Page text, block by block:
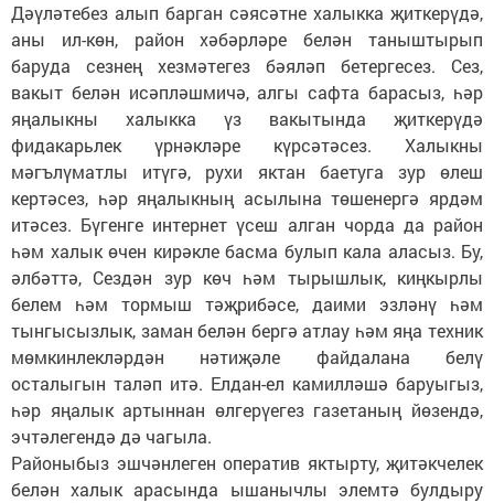
Дәүләтебез алып барган сәясәтне халыкка җиткерүдә,
аны ил-көн, район хәбәрләре белән таныштырып
баруда сезнең хезмәтегез бәяләп бетергесез. Сез,
вакыт белән исәпләшмичә, алгы сафта барасыз, һәр
яңалыкны халыкка үз вакытында җиткерүдә
фидакарьлек үрнәкләре күрсәтәсез. Халыкны
мәгълүматлы итүгә, рухи яктан баетуга зур өлеш
кертәсез, һәр яңалыкның асылына төшенергә ярдәм
итәсез. Бүгенге интернет үсеш алган чорда да район
һәм халык өчен кирәкле басма булып кала аласыз. Бу,
әлбәттә, Сездән зур көч һәм тырышлык, киңкырлы
белем һәм тормыш тәҗрибәсе, даими эзләнү һәм
тынгысызлык, заман белән бергә атлау һәм яңа техник
мөмкинлекләрдән нәтиҗәле файдалана белү
осталыгын таләп итә. Елдан-ел камилләшә баруыгыз,
һәр яңалык артыннан өлгерүегез газетаның йөзендә,
эчтәлегендә дә чагыла.
Районыбыз эшчәнлеген оператив яктырту, җитәкчелек
белән халык арасында ышанычлы элемтә булдыру